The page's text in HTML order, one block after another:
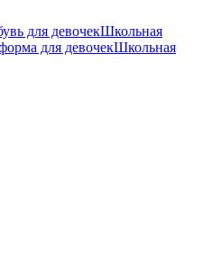
для девочекШкольная
для девочекШкольная